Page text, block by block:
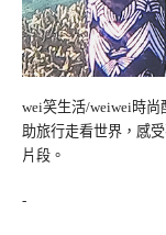
wei笑生活/weiwei時
助旅行走看世界，感
片段。
-